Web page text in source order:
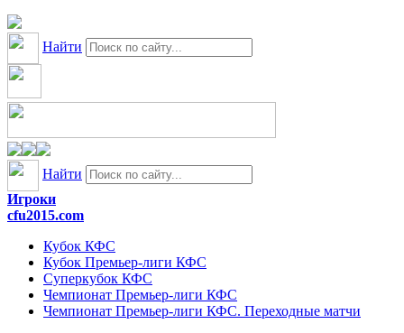
Найти
Найти
Игроки
cfu2015.com
Кубок КФС
Кубок Премьер-лиги КФС
Суперкубок КФС
Чемпионат Премьер-лиги КФС
Чемпионат Премьер-лиги КФС. Переходные матчи